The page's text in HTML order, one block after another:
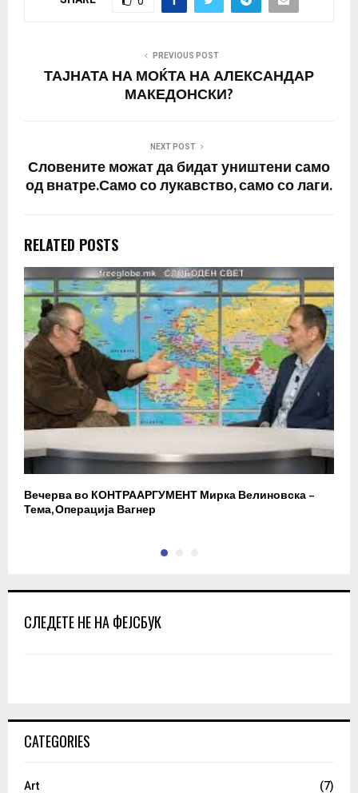
PREVIOUS POST
ТАЈНАТА НА МОЌТА НА АЛЕКСАНДАР
МАКЕДОНСКИ?
NEXT POST
Словените можат да бидат уништени само
од внатре.Само со лукавство, само со лаги.
RELATED POSTS
Вечерва во КОНТРААРГУМЕНТ Мирка Велиновска –
Тема, Операција Вагнер
СЛЕДЕТЕ НЕ НА ФЕЈСБУК
CATEGORIES
Art
(7)